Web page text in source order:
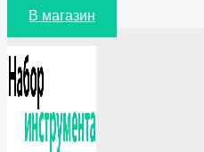
В магазин